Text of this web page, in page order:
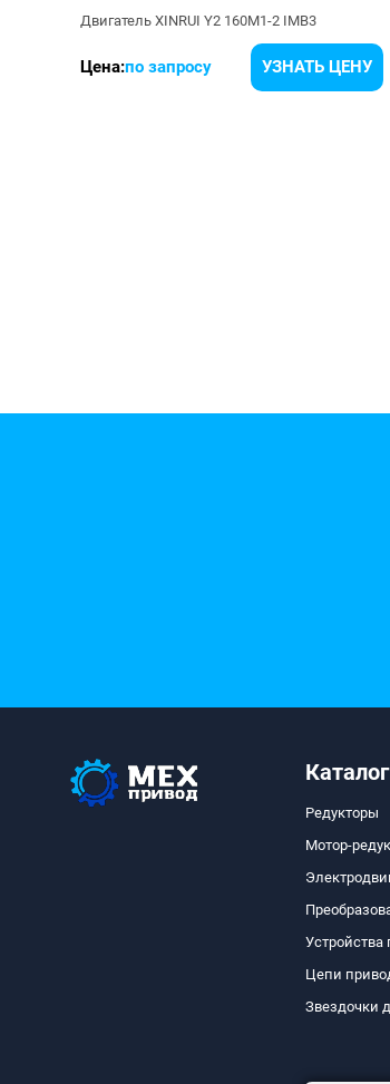
Двигатель XINRUI Y2 160M1-2 IMB3
Цена:по запросу УЗНАТЬ ЦЕНУ
Каталог
Редукторы
Мотор-
Устройства
Цепи
Звездочки